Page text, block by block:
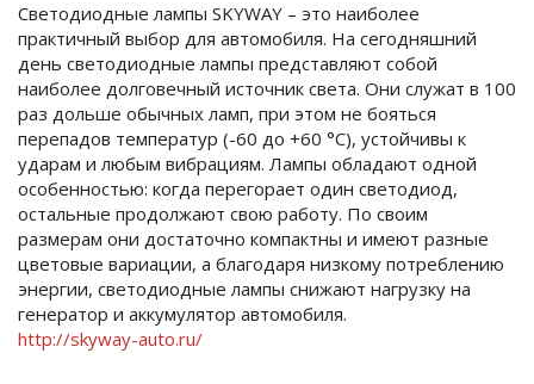
Светодиодные лампы SKYWAY – это наиболее
практичный выбор для автомобиля. На сегодняшний
день светодиодные лампы представляют собой
наиболее долговечный источник света. Они служат в 100
раз дольше обычных ламп, при этом не бояться
перепадов температур (-60 до +60 °C), устойчивы к
ударам и любым вибрациям. Лампы обладают одной
особенностью: когда перегорает один светодиод,
остальные продолжают свою работу. По своим
размерам они достаточно компактны и имеют разные
цветовые вариации, а благодаря низкому потреблению
энергии, светодиодные лампы снижают нагрузку на
генератор и аккумулятор автомобиля.
http://skyway-auto.ru/